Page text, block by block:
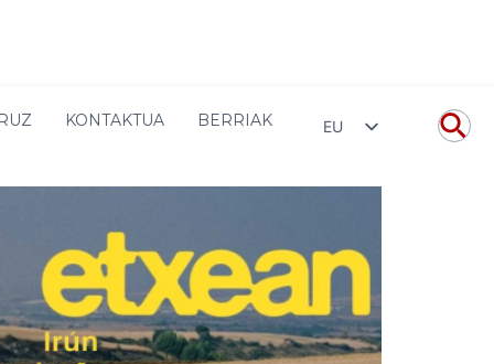
KONTAKTUA BERRIAK EU